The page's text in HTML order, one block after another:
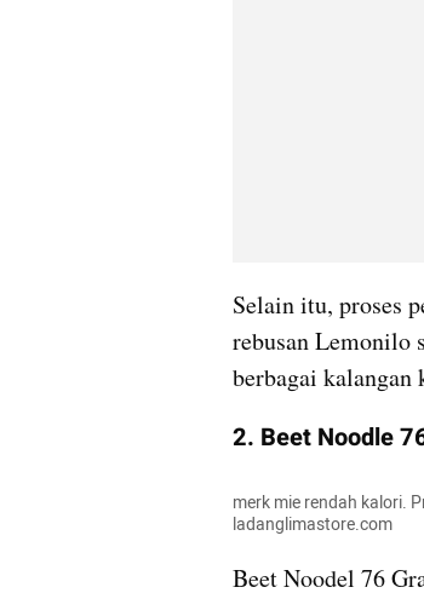
Selain itu, proses
rebusan Lemonilo
berbagai kalangan
2. Beet Noodle
merk mie rendah kalori.
ladanglimastore.com
Beet Noodel 76